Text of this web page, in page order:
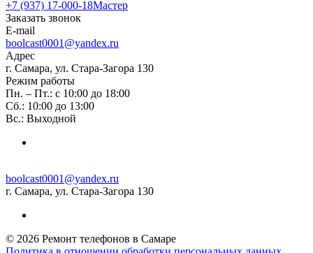
+7 (937) 17-000-18Мастер
Заказать звонок
E-mail
boolcast0001@yandex.ru
Адрес
г. Самара, ул. Стара-Загора 130
Режим работы
Пн. – Пт.: с 10:00 до 18:00
Сб.: 10:00 до 13:00
Вс.: Выходной
boolcast0001@yandex.ru
г. Самара, ул. Стара-Загора 130
© 2026 Ремонт телефонов в Самаре